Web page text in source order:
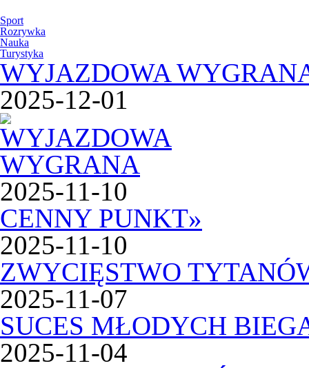
Sport
Rozrywka
Nauka
Turystyka
WYJAZDOWA
2025-12-01
2025-11-10
CENNY PUNKT»
2025-11-10
ZWYCIĘSTWO
2025-11-07
SUCES MŁODYCH
2025-11-04